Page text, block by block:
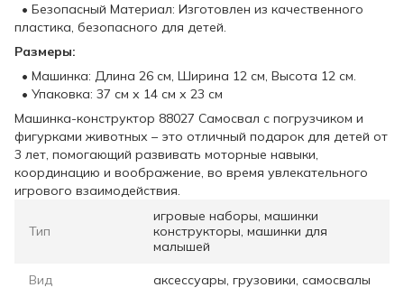
• Безопасный Материал: Изготовлен из качественного
пластика, безопасного для детей.
Размеры:
• Машинка: Длина 26 см, Ширина 12 см, Высота 12 см.
• Упаковка: 37 см х 14 см х 23 см
Машинка-конструктор 88027 Самосвал с погрузчиком и
фигурками животных – это отличный подарок для детей от
3 лет, помогающий развивать моторные навыки,
координацию и воображение, во время увлекательного
игрового взаимодействия.
Тип
игровые наборы, машинки
конструкторы, машинки для
малышей
Вид аксессуары, грузовики, самосвалы